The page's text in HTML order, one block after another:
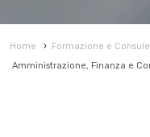
Home › Formazione e
Amministrazione, Finanza e